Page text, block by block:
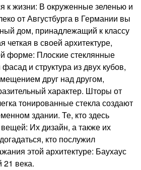
к жизни: В окруженные зеленью и
от Августбурга в Германии вы
дом, принадлежащий к классу
четкая в своей архитектуре,
форме: Плоские стеклянные
и структура из двух кубов,
друг над другом,
характер. Шторы от
тонированные стекла создают
здании. Те, кто здесь
Их дизайн, а также их
кто послужил
этой архитектуре: Баухаус
21 века.